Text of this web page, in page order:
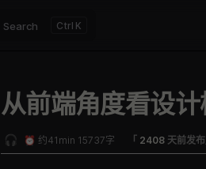
Search K
从前端角度看设
🎧 ⏰ 约41min 15737字 「 2408 天前发